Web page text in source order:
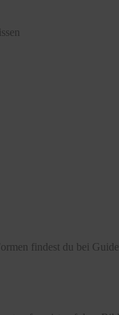
findest du bei